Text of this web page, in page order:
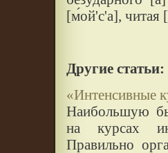
[м́ой'с'а], читая
Другие статьи:
«Интенсивные
Наибольшую
на курсах
Правильно